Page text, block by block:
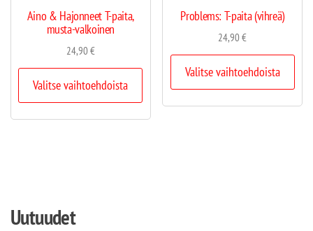
Aino & Hajonneet T-paita,
musta-valkoinen
24,90€
Valitse vaihtoehdoista
Problems: T-paita (vihreä)
24,90€
Valitse vaihtoehdoista
Uutuudet